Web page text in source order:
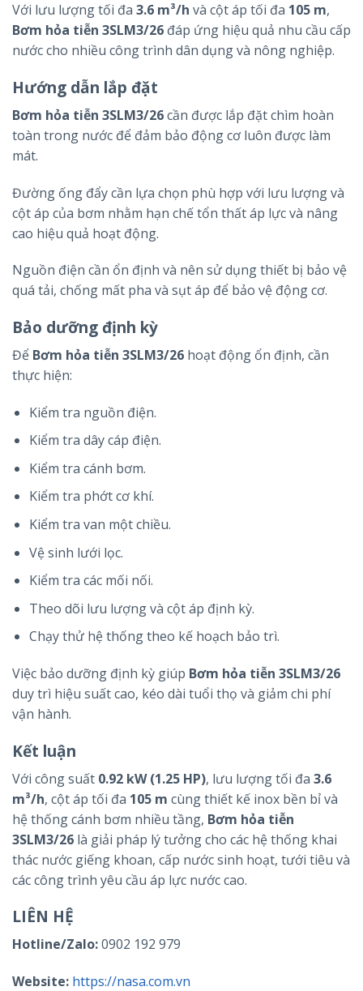
Với lưu lượng tối đa 3.6 m³/h và cột áp tối đa 105 m,
Bơm hỏa tiễn 3SLM3/26 đáp ứng hiệu quả nhu cầu cấp
nước cho nhiều công trình dân dụng và nông nghiệp.
Hướng dẫn lắp đặt
Bơm hỏa tiễn 3SLM3/26cần được lắp đặt chìm hoàn
toàn trong nước để đảm bảo động cơ luôn được làm
mát.
Đường ống đẩy cần lựa chọn phù hợp với lưu lượng và
cột áp của bơm nhằm hạn chế tổn thất áp lực và nâng
cao hiệu quả hoạt động.
Nguồn điện cần ổn định và nên sử dụng thiết bị bảo vệ
quá tải, chống mất pha và sụt áp để bảo vệ động cơ.
Bảo dưỡng định kỳ
Để Bơm hỏa tiễn 3SLM3/26 hoạt động ổn định, cần
thực hiện:
Kiểm tra nguồn điện.
Kiểm tra dây cáp điện.
Kiểm tra cánh bơm.
Kiểm tra phớt cơ khí.
Kiểm tra van một chiều.
Vệ sinh lưới lọc.
Kiểm tra các mối nối.
Theo dõi lưu lượng và cột áp định kỳ.
Chạy thử hệ thống theo kế hoạch bảo trì.
Việc bảo dưỡng định kỳ giúp Bơm hỏa tiễn 3SLM3/26
duy trì hiệu suất cao, kéo dài tuổi thọ và giảm chi phí
vận hành.
Kết luận
Với công suất 0.92 kW (1.25 HP), lưu lượng tối đa 3.6
m³/h, cột áp tối đa 105 m cùng thiết kế inox bền bỉ và
hệ thống cánh bơm nhiều tầng, Bơm hỏa tiễn
3SLM3/26 là giải pháp lý tưởng cho các hệ thống khai
thác nước giếng khoan, cấp nước sinh hoạt, tưới tiêu và
các công trình yêu cầu áp lực nước cao.
LIÊN HỆ
Hotline/Zalo:0902 192 979
Website: https://nasa.com.vn